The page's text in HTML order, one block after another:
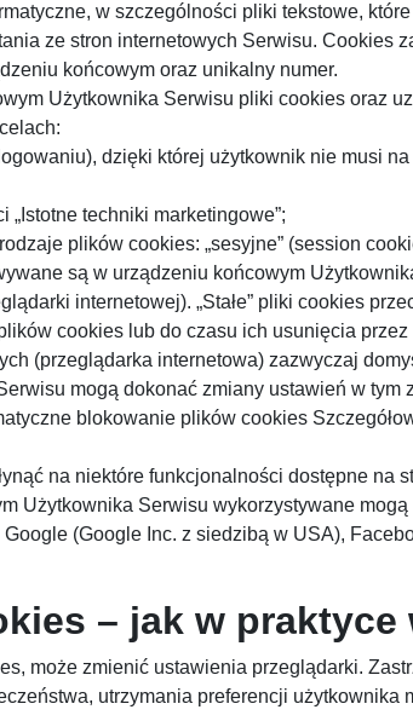
w szczególności pliki tekstowe,
ze stron internetowych Serwisu. Cookies
końcowym oraz unikalny numer.
Użytkownika Serwisu pliki cookies oraz
dzięki której użytkownik nie musi
techniki marketingowe”;
plików cookies: „sesyjne” (session
są w urządzeniu końcowym
internetowej). „Stałe” pliki cookies
cookies lub do czasu ich usunięcia
(przeglądarka internetowa) zazwyczaj
mogą dokonać zmiany ustawień w
blokowanie plików cookies
na niektóre funkcjonalności dostępne na
Użytkownika Serwisu wykorzystywane
(Google Inc. z siedzibą w USA),
– jak w
może zmienić ustawienia przeglądarki.
utrzymania preferencji użytkownika